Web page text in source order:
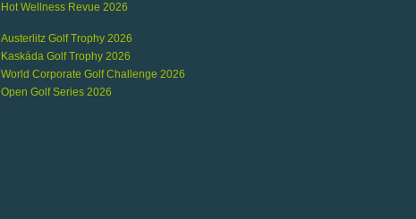
Hot Wellness Revue 2026
Austerlitz Golf Trophy 2026
Kaskáda Golf Trophy 2026
World Corporate Golf Challenge 2026
Open Golf Series 2026